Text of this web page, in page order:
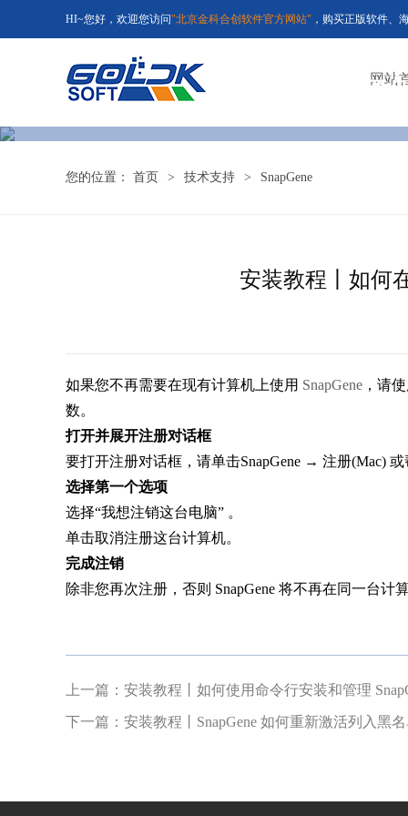
HI~您好，欢迎您访问"北京金科合创软件官方网站" ，购买正版软件、
网站
国
您的位置： 首页 > 技术支持 > SnapGene
安装教程丨如何
如果您不再需要在现有计算机上使用 SnapGene ，请
数。
打开并展开注册对话框
要打开注册对话框，请单击SnapGene → 注册(Mac)
选择第一个选项
选择“我想注销这台电脑” 。
单击取消注册这台计算机。
完成注销
除非您再次注册，否则 SnapGene 将不再在同一台
上一篇： 安装教程丨如何使用命令行安装和管理
下一篇： 安装教程丨SnapGene 如何重新激活列入黑